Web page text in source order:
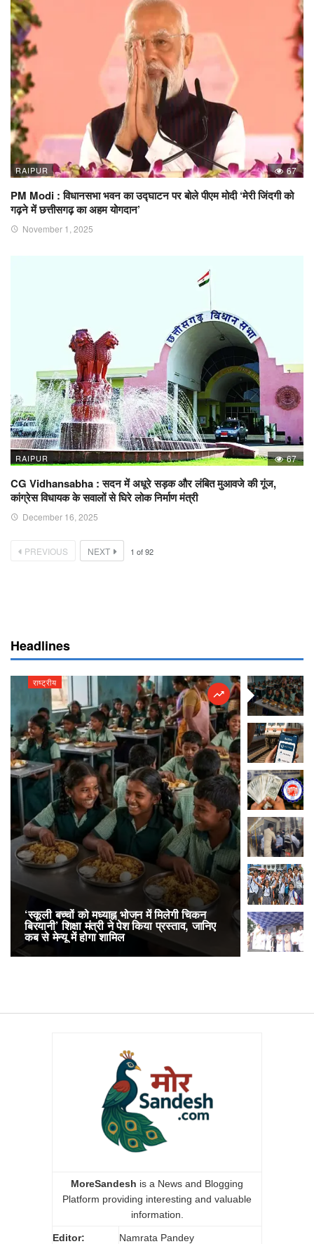
RAIPUR 67
PM Modi : विधानसभा भवन का उद्घाटन पर बोले पीएम मोदी ‘मेरी जिंदगी को
गढ़ने में छत्तीसगढ़ का अहम योगदान’
November 1, 2025
RAIPUR 67
CG Vidhansabha : सदन में अधूरे सड़क और लंबित मुआवजे की गूंज,
कांग्रेस विधायक के सवालों से घिरे लोक निर्माण मंत्री
December 16, 2025
PREVIOUS NEXT 1 of92
Headlines
राष्ट्रीय
‘स्कूली बच्चों को मध्याह्न भोजन में मिलेगी चिकन
बिरयानी’ शिक्षा मंत्री ने पेश किया प्रस्ताव, जानिए
कब से मेन्यू में होगा शामिल
राष्ट्रीय
RailOne
लोकप्रिय,
अनारक्षित
MoreSandesh is a News and Blogging
Platform providing interesting and valuable
information.
Editor: Namrata Pandey